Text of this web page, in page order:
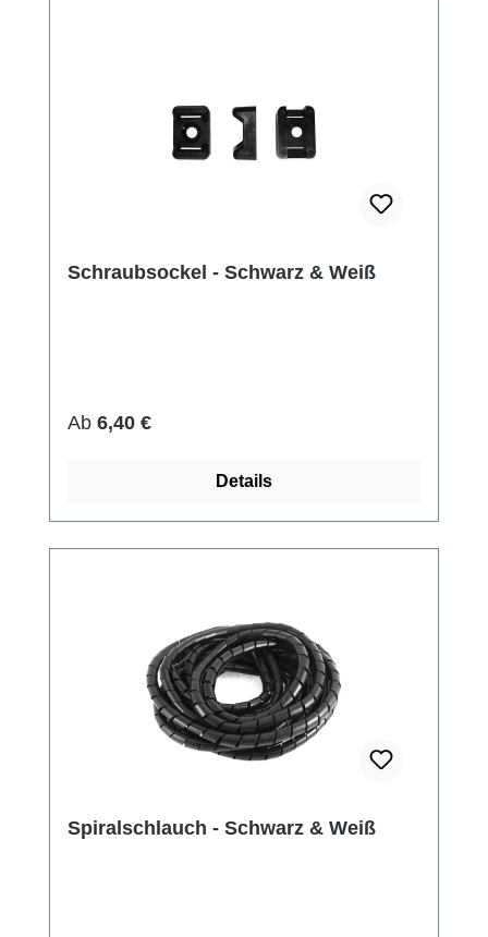
Schraubsockel - Schwarz & Weiß
Regulärer Preis:
Ab 6,40 €
Details
Spiralschlauch - Schwarz & Weiß